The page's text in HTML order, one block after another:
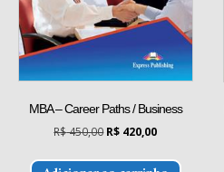
MBA – Career Paths / Business
R$450,00 O
original
R$ 420,00O
atual